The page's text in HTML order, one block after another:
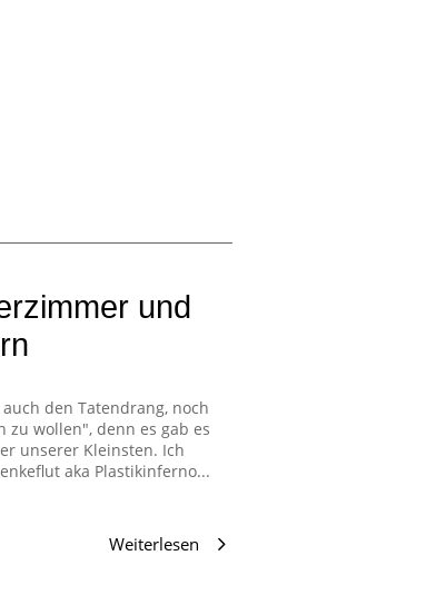
und
den Tatendrang, noch
zu wollen", denn es gab es
unserer Kleinsten. Ich
aka Plastikinferno...
Weiterlesen